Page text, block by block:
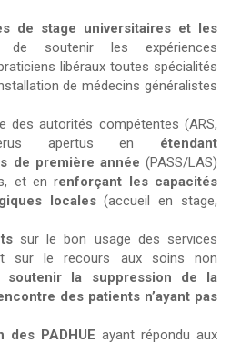
de stage universitaires et les
de soutenir les expériences
libéraux toutes spécialités
de médecins généralistes
autorités compétentes (ARS,
apertus en étendant
de première année (PASS/LAS)
et en renforçant les capacités
locales(accueil en stage,
sur le bon usage des services
sur le recours aux soins non
soutenir la suppression de la
des patients n’ayant pas
des PADHUE ayant répondu aux